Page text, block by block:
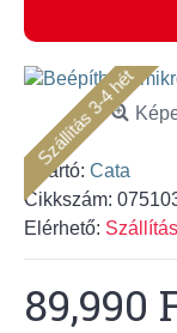
Szállítás 3-4 hét
Gyártó: Cata
Cikkszám:
Elérhető:
89,990